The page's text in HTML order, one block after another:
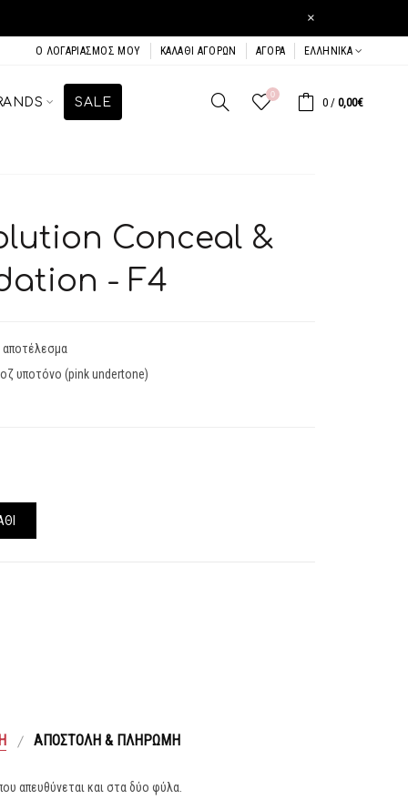
×
Ο ΛΟΓΑΡΙΑΣΜΌΣ ΜΟΥ ΚΑΛΆΘΙ ΑΓΟΡΏΝ ΑΓΟΡΆ ΕΛΛΗΝΙΚΆ
SALE
0
0 / 0,00€
Conceal &
- F4
υποτόνο (pink undertone)
ΑΠΟΣΤΟΛΉ & ΠΛΗΡΩΜΉ
απευθύνεται και στα δύο φύλα.